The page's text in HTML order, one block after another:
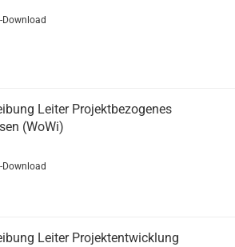
Leiter Projektbezogenes
(WoWi)
Leiter Projektentwicklung